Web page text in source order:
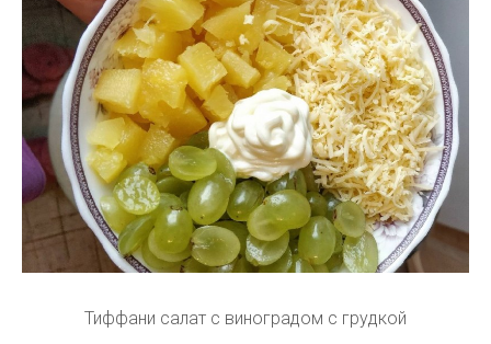
Тиффани салат с виноградом с грудкой